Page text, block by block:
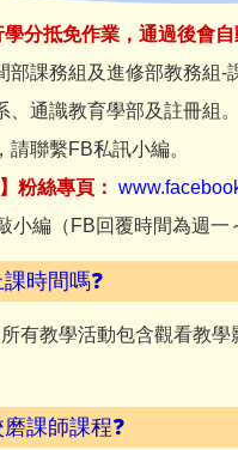
分抵免作業，通過後會自
課務組及進修部教務組-
通識教育學部及註冊組。
聯繫FB私訊小編。
粉絲專頁：
編（FB回覆時間為週一
時間嗎❓
有教學活動包含觀看教
課師課程❓